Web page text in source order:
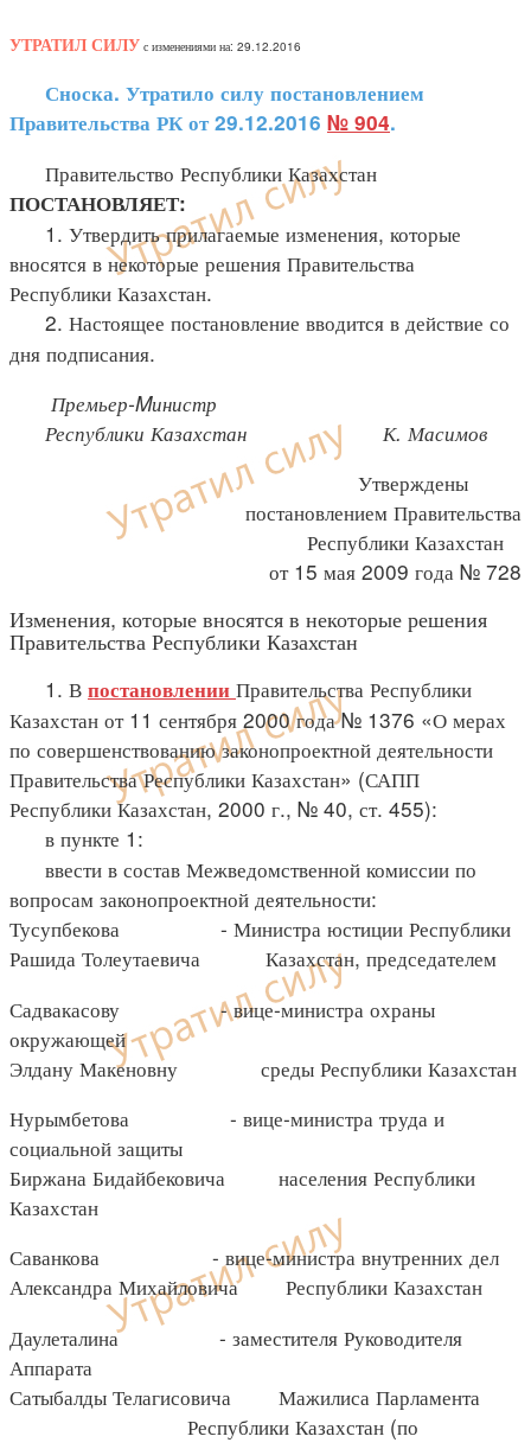
УТРАТИЛ СИЛУ с изменениями на: 29.12.2016
Сноска. Утратило силу постановлением
Правительства РК от 29.12.2016 № 904.
Правительство Республики Казахстан
ПОСТАНОВЛЯЕТ:
1. Утвердить прилагаемые изменения, которые
вносятся в некоторые решения Правительства
Республики Казахстан.
2. Настоящее постановление вводится в действие со
дня подписания.
Премьер-Mинистр
Республики Казахстан К. Масимов
Утверждены
постановлением Правительства
Республики Казахстан
от 15 мая 2009 года № 728
Изменения, которые вносятся в некоторые решения
Правительства Республики Казахстан
1. В постановлении Правительства Республики
Казахстан от 11 сентября 2000 года № 1376 «О мерах
по совершенствованию законопроектной деятельности
Правительства Республики Казахстан» (САПП
Республики Казахстан, 2000 г., № 40, ст. 455):
в пункте 1:
ввести в состав Межведомственной комиссии по
вопросам законопроектной деятельности:
Тусупбекова - Министра юстиции Республики
Рашида Толеутаевича Казахстан, председателем
Садвакасову - вице-министра охраны
окружающей
Элдану Макеновну среды Республики Казахстан
Нурымбетова - вице-министра труда и
социальной защиты
Биржана Бидайбековича населения Республики
Казахстан
Саванкова - вице-министра внутренних дел
Александра Михайловича Республики Казахстан
Даулеталина - заместителя Руководителя
Аппарата
Сатыбалды Телагисовича Мажилиса Парламента
Республики Казахстан (по